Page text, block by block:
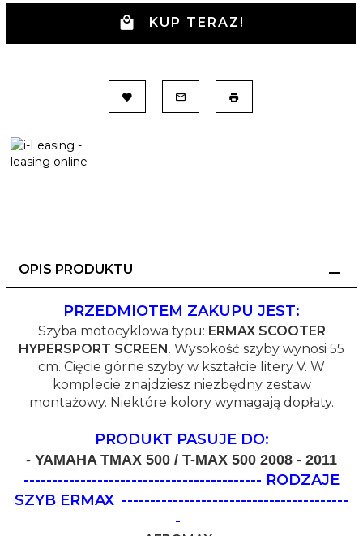
KUP TERAZ!
OPIS PRODUKTU
PRZEDMIOTEM ZAKUPU JEST:
Szyba motocyklowa typu: ERMAX SCOOTER
HYPERSPORT SCREEN. Wysokość szyby wynosi 55
cm. Cięcie górne szyby w kształcie litery V. W
komplecie znajdziesz niezbędny zestaw
montażowy. Niektóre kolory wymagają dopłaty.
PRODUKT PASUJE DO:
- YAMAHA TMAX 500 / T-MAX 500 2008 - 2011
------------------------------------------ RODZAJE
SZYB ERMAX ----------------------------------------
-